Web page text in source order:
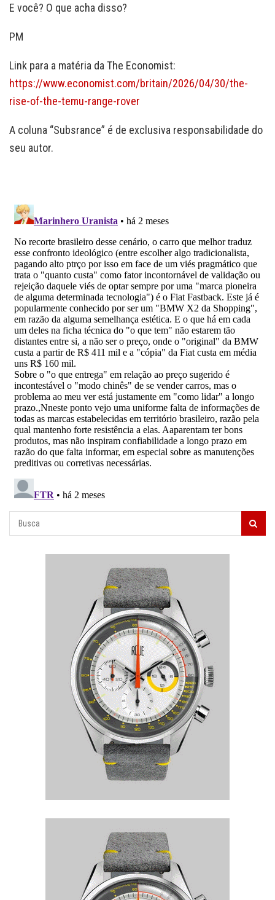
E você? O que acha disso?
PM
Link para a matéria da The Economist:
https://www.economist.com/britain/2026/04/30/the-
rise-of-the-temu-range-rover
A coluna “Subsrance” é de exclusiva responsabilidade do
seu autor.